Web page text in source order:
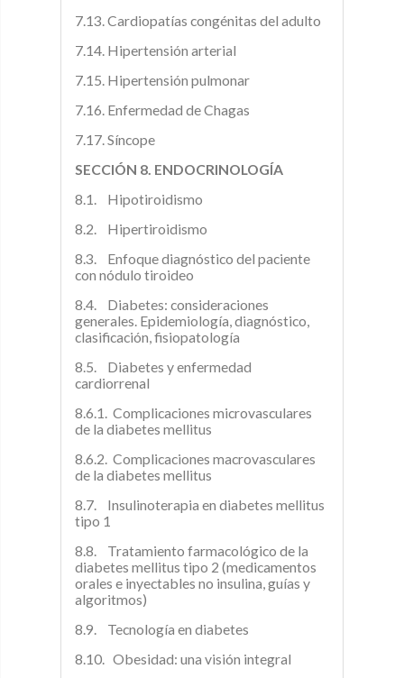
7.13. Cardiopatías congénitas del adulto
7.14. Hipertensión arterial
7.15. Hipertensión pulmonar
7.16. Enfermedad de Chagas
7.17. Síncope
SECCIÓN 8. ENDOCRINOLOGÍA
8.1. Hipotiroidismo
8.2. Hipertiroidismo
8.3. Enfoque diagnóstico del paciente
con nódulo tiroideo
8.4. Diabetes: consideraciones
generales. Epidemiología, diagnóstico,
clasificación, fisiopatología
8.5. Diabetes y enfermedad
cardiorrenal
8.6.1. Complicaciones microvasculares
de la diabetes mellitus
8.6.2. Complicaciones macrovasculares
de la diabetes mellitus
8.7. Insulinoterapia en diabetes mellitus
tipo 1
8.8. Tratamiento farmacológico de la
diabetes mellitus tipo 2 (medicamentos
orales e inyectables no insulina, guías y
algoritmos)
8.9. Tecnología en diabetes
8.10. Obesidad: una visión integral